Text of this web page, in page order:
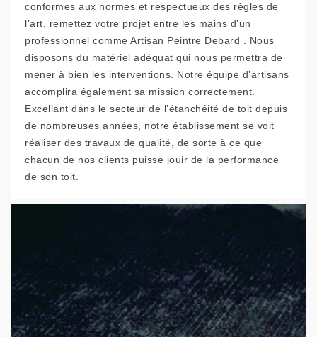
conformes aux normes et respectueux des règles de
l’art, remettez votre projet entre les mains d’un
professionnel comme Artisan Peintre Debard . Nous
disposons du matériel adéquat qui nous permettra de
mener à bien les interventions. Notre équipe d’artisans
accomplira également sa mission correctement.
Excellant dans le secteur de l’étanchéité de toit depuis
de nombreuses années, notre établissement se voit
réaliser des travaux de qualité, de sorte à ce que
chacun de nos clients puisse jouir de la performance
de son toit.